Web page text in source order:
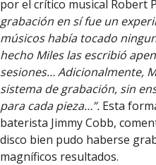
por el crítico musical Robert
grabación en sí fue un
músicos había tocado
hecho Miles las escribió
sesiones… Adicionalmente,
sistema de grabación, sin
para cada pieza…”. Esta
baterista Jimmy Cobb,
disco bien pudo haberse
magníficos resultados.